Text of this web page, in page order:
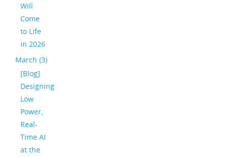
Will
Come
to Life
in 2026
March (3)
[Blog]
Designing
Low
Power,
Real-
Time AI
at the